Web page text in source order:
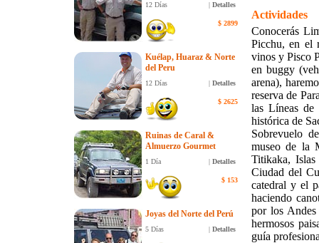
| Detalles
12 Días
$ 2899
Kuélap, Huaraz & Norte
del Peru
| Detalles
12 Días
$ 2625
Ruinas de Caral &
Almuerzo Gourmet
| Detalles
1 Día
$ 153
Joyas del Norte del Perú
| Detalles
5 Días
Actividades
Conocerás
Picchu, en el
vinos y Pisco
en buggy
arena),
reserva de
las Líneas de
histórica de
Sobrevuelo
museo de la
Titikaka,
Ciudad del
catedral y el
haciendo
por los Andes
hermosos
guía